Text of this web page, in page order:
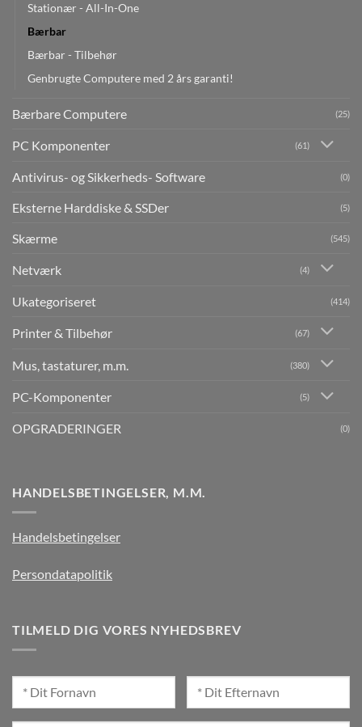
Stationær - All-In-One
Bærbar
Bærbar - Tilbehør
Genbrugte Computere med 2 års garanti!
Bærbare Computere (25)
PC Komponenter (61)
Antivirus- og Sikkerheds- Software (0)
Eksterne Harddiske & SSDer (5)
Skærme (545)
Netværk (4)
Ukategoriseret (414)
Printer & Tilbehør (67)
Mus, tastaturer, m.m. (380)
PC-Komponenter (5)
OPGRADERINGER (0)
HANDELSBETINGELSER, M.M.
Handelsbetingelser
Persondatapolitik
TILMELD DIG VORES NYHEDSBREV